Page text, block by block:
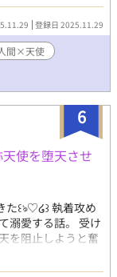
登録日 2025.11.29
間×天使
6
使を堕天させ
‬꒰ঌ♡໒꒱‬ 執着攻め
溺愛する話。 受け
を阻止しようと奮
自称天使」だと思